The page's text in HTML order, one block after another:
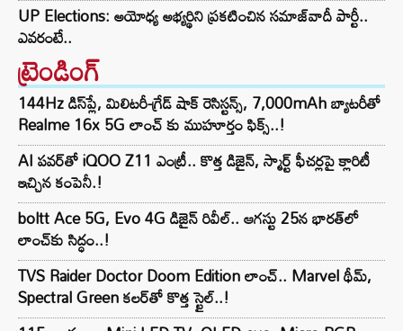
UP Elections: అయోధ్య అభ్యర్థిని ప్రకటించిన సమాజ్‌వాదీ పార్టీ..
ఎవరంటే..
ట్రెండింగ్‌
144Hz డిస్‌ప్లే, మిలిటరీ-గ్రేడ్ షాక్ రెసిస్టన్స్, 7,000mAh బ్యాటరీతో
Realme 16x 5G లాంచ్ కు ముహూర్తం ఫిక్స్..!
AI పవర్‌తో iQOO Z11 ఎంట్రీ.. కొత్త డిజైన్, స్మార్ట్ ఫీచర్లపై క్లారిటీ
ఇచ్చిన కంపెనీ.!
boltt Ace 5G, Evo 4G డిజైన్ రివీల్.. ఆగస్టు 25న భారత్‌లో
లాంచ్‌కు సిద్ధం..!
TVS Raider Doctor Doom Edition లాంచ్.. Marvel థీమ్,
Spectral Green కలర్‌తో కొత్త స్టైల్..!